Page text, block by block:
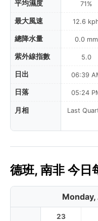
平均濕度
最大風速
總降水量
紫外線指數
日出
日落
月相
71%
12.6
0.0 mm
5.0
06:39
05:24
Last
德班, 南非 今
23